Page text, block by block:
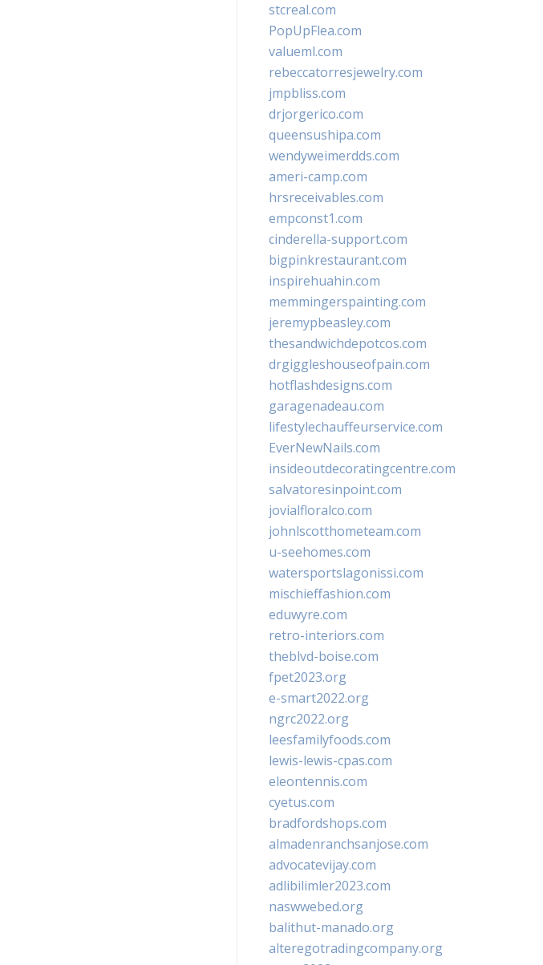
stcreal.com
PopUpFlea.com
valueml.com
rebeccatorresjewelry.com
jmpbliss.com
drjorgerico.com
queensushipa.com
wendyweimerdds.com
ameri-camp.com
hrsreceivables.com
empconst1.com
cinderella-support.com
bigpinkrestaurant.com
inspirehuahin.com
memmingerspainting.com
jeremypbeasley.com
thesandwichdepotcos.com
drgiggleshouseofpain.com
hotflashdesigns.com
garagenadeau.com
lifestylechauffeurservice.com
EverNewNails.com
insideoutdecoratingcentre.com
salvatoresinpoint.com
jovialfloralco.com
johnlscotthometeam.com
u-seehomes.com
watersportslagonissi.com
mischieffashion.com
eduwyre.com
retro-interiors.com
theblvd-boise.com
fpet2023.org
e-smart2022.org
ngrc2022.org
leesfamilyfoods.com
lewis-lewis-cpas.com
eleontennis.com
cyetus.com
bradfordshops.com
almadenranchsanjose.com
advocatevijay.com
adlibilimler2023.com
naswwebed.org
balithut-manado.org
alteregotradingcompany.org